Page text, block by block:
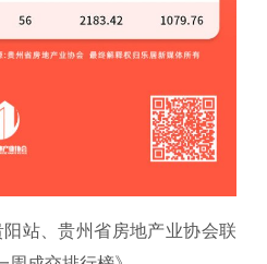
站、贵州省房地产业协会联